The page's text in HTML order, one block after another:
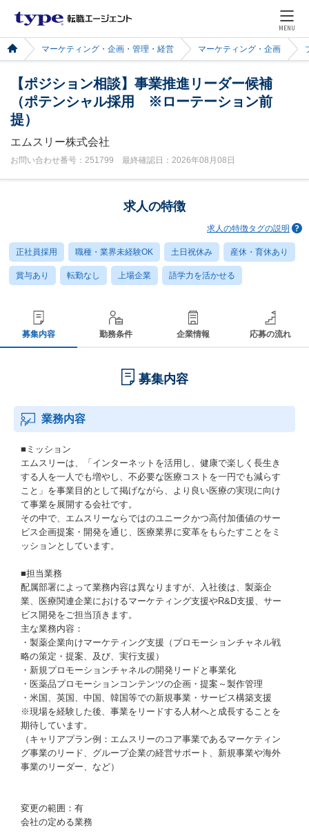
MENU
マーケティング・企画・管理・経営 マーケティング・企画
【ポジション相談】事業推進リーダー候補
（ポテンシャル採用 ※ローテーション前
提）
エムスリー株式会社
お問い合わせ番号：251799 最終確認日：2026年08月08日
求人の特徴
求人の特徴タグの説明
正社員採用 職種・業界未経験OK 土日祝休み 産休・育休あり
賞与あり 転勤なし 上場企業 語学力を活かせる
募集内容 勤務条件 企業情報 応募の流れ
募集内容
業務内容
■ミッション
エムスリーは、「インターネットを活用し、健康で楽しく長生き
する人を一人でも増やし、不必要な医療コストを一円でも減らす
こと」を事業目的として掲げながら、より良い医療の実現に向け
て事業を展開する会社です。
その中で、エムスリーならではのユニークかつ高付加価値のサー
ビス企画提案・開発を通じ、医療業界に変革をもらたすことをミ
ッションとしています。
■担当業務
配属部署によって業務内容は異なりますが、入社後は、製薬企
業、医療関連企業におけるマーケティング支援やR&D支援、サー
ビス開発をご担当頂きます。
主な業務内容：
・製薬企業向けマーケティング支援（プロモーションチャネル戦
略の策定・提案、及び、実行支援）
・新規プロモーションチャネルの開発リードと事業化
・医薬品プロモーションコンテンツの企画・提案～製作管理
・米国、英国、中国、韓国等での新規事業・サービス構築支援
※現場を経験した後、事業をリードする人材へと成長することを
期待しています。
（キャリアプラン例：エムスリーのコア事業であるマーケティン
グ事業のリード、グループ企業の経営サポート、新規事業や海外
事業のリーダー、など）
変更の範囲：有
会社の定める業務